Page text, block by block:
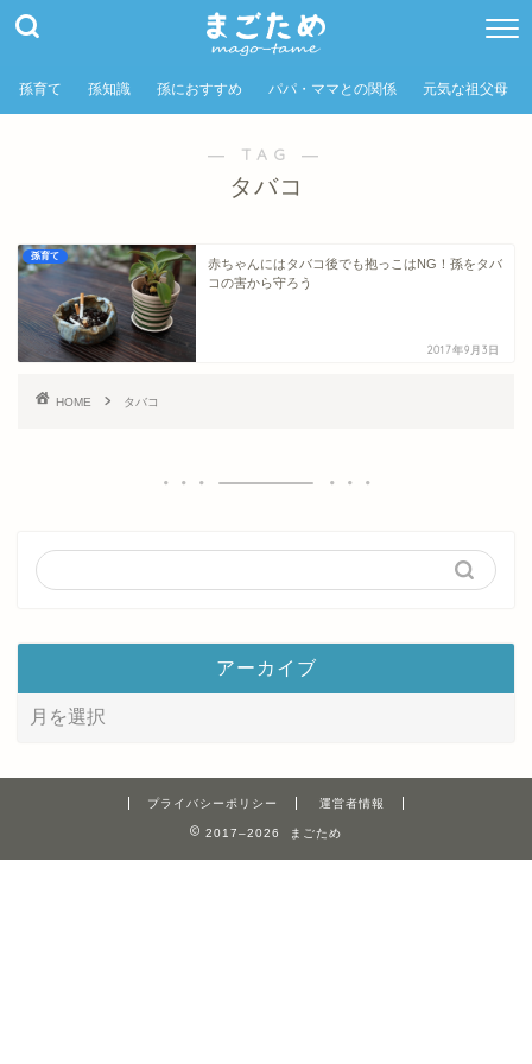
孫育て 孫知識 孫におすすめ パパ・ママとの関係 元気な祖父母
― TAG ―
タバコ
孫育て
赤ちゃんにはタバコ後でも抱っこはNG！孫をタバ
コの害から守ろう
2017年9月3日
HOME タバコ
アーカイブ
プライバシーポリシー 運営者情報
2017–2026 まごため